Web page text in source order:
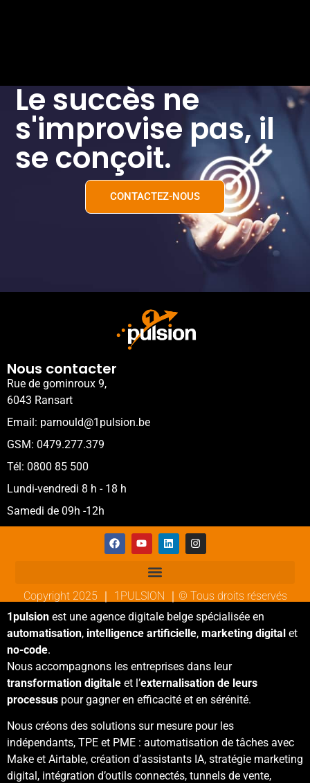
Le succès ne
s'improvise pas, il
se conçoit.
CONTACTEZ-NOUS
Nous contacter
Rue de gominroux 9,
6043 Ransart
Email: parnould@1pulsion.be
GSM: 0479.277.379
Tél: 0800 85 500
Lundi-vendredi 8 h - 18 h
Samedi de 09h -12h
Copyright 2025 ｜ 1PULSION ｜© Tous droits réservés
1pulsion est une agence digitale belge spécialisée en
automatisation, intelligence artificielle, marketing digital et
no-code.
Nous accompagnons les entreprises dans leur
transformation digitale et l’externalisation de leurs
processus pour gagner en efficacité et en sérénité.
Nous créons des solutions sur mesure pour les
indépendants, TPE et PME : automatisation de tâches avec
Make et Airtable, création d’assistants IA, stratégie marketing
digital, intégration d’outils connectés, tunnels de vente,